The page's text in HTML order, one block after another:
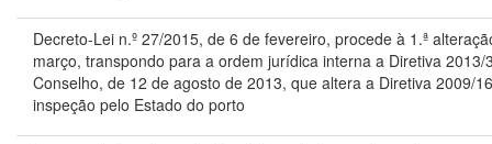
Decreto-Lei n.º 27/2015, de 6 de fevereiro, procede à 1.ª
março, transpondo para a ordem jurídica interna a Diretiva
Conselho, de 12 de agosto de 2013, que altera a Diretiva 2009/
inspeção pelo Estado do porto